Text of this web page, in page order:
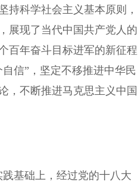
科学社会主义基本原则，
展现了当代中国共产党人的
百年奋斗目标进军的新征程
信”，坚定不移推进中华民
，不断推进马克思主义中国
基础上，经过党的十八大